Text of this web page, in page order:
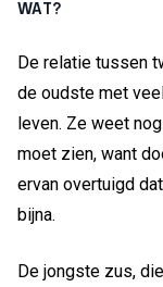
WAT?
De relatie tussen
de oudste met
leven. Ze weet
moet zien, want
ervan overtuigd
bijna.
De jongste zus,